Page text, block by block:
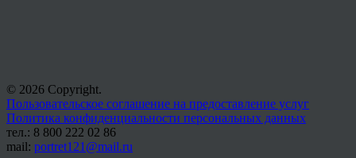
© 2026 Copyright.
Пользовательское соглашение на предоставление услуг
Политика конфиденциальности персональных данных
тел.: 8 800 222 02 86
mail: portret121@mail.ru